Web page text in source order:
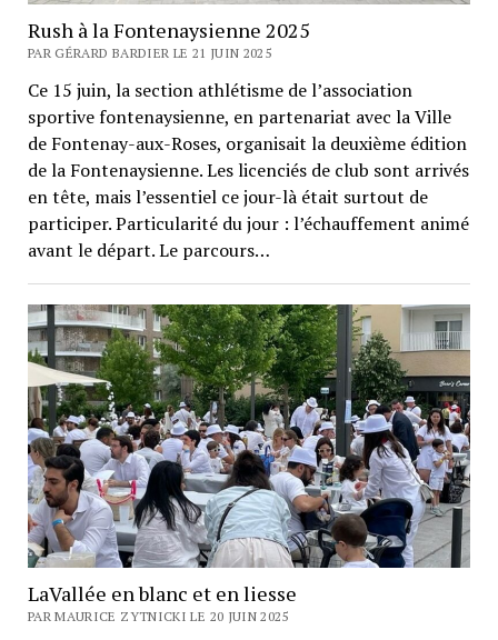
Rush à la Fontenaysienne 2025
PAR GÉRARD BARDIER LE 21 JUIN 2025
Ce 15 juin, la section athlétisme de l’association
sportive fontenaysienne, en partenariat avec la Ville
de Fontenay-aux-Roses, organisait la deuxième édition
de la Fontenaysienne. Les licenciés de club sont arrivés
en tête, mais l’essentiel ce jour-là était surtout de
participer. Particularité du jour : l’échauffement animé
avant le départ. Le parcours…
LaVallée en blanc et en liesse
PAR MAURICE ZYTNICKI LE 20 JUIN 2025